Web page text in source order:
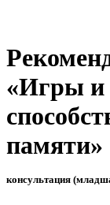
«Игры и
памяти»
консультация